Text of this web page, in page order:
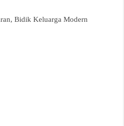
Bidik Keluarga Modern